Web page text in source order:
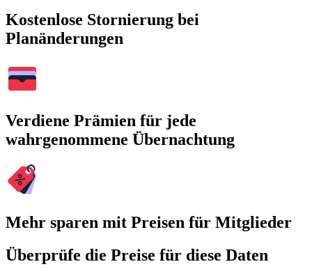
Kostenlose Stornierung bei
Planänderungen
Verdiene Prämien für jede
wahrgenommene Übernachtung
Mehr sparen mit Preisen für Mitglieder
Überprüfe die Preise für diese Daten